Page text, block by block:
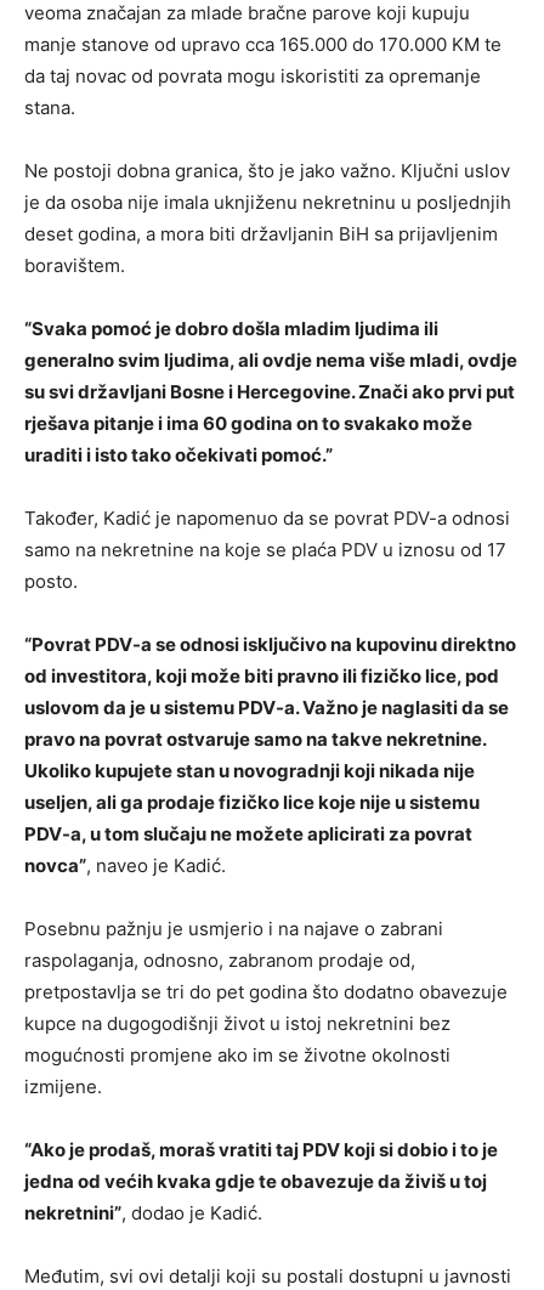
veoma značajan za mlade bračne parove koji kupuju
manje stanove od upravo cca 165.000 do 170.000 KM te
da taj novac od povrata mogu iskoristiti za opremanje
stana.
Ne postoji dobna granica, što je jako važno. Ključni uslov
je da osoba nije imala uknjiženu nekretninu u posljednjih
deset godina, a mora biti državljanin BiH sa prijavljenim
boravištem.
“Svaka pomoć je dobro došla mladim ljudima ili
generalno svim ljudima, ali ovdje nema više mladi, ovdje
su svi državljani Bosne i Hercegovine. Znači ako prvi put
rješava pitanje i ima 60 godina on to svakako može
uraditi i isto tako očekivati pomoć.”
Također, Kadić je napomenuo da se povrat PDV-a odnosi
samo na nekretnine na koje se plaća PDV u iznosu od 17
posto.
“Povrat PDV-a se odnosi isključivo na kupovinu direktno
od investitora, koji može biti pravno ili fizičko lice, pod
uslovom da je u sistemu PDV-a. Važno je naglasiti da se
pravo na povrat ostvaruje samo na takve nekretnine.
Ukoliko kupujete stan u novogradnji koji nikada nije
useljen, ali ga prodaje fizičko lice koje nije u sistemu
PDV-a, u tom slučaju ne možete aplicirati za povrat
novca”, naveo je Kadić.
Posebnu pažnju je usmjerio i na najave o zabrani
raspolaganja, odnosno, zabranom prodaje od,
pretpostavlja se tri do pet godina što dodatno obavezuje
kupce na dugogodišnji život u istoj nekretnini bez
mogućnosti promjene ako im se životne okolnosti
izmijene.
“Ako je prodaš, moraš vratiti taj PDV koji si dobio i to je
jedna od većih kvaka gdje te obavezuje da živiš u toj
nekretnini”, dodao je Kadić.
Međutim, svi ovi detalji koji su postali dostupni u javnosti